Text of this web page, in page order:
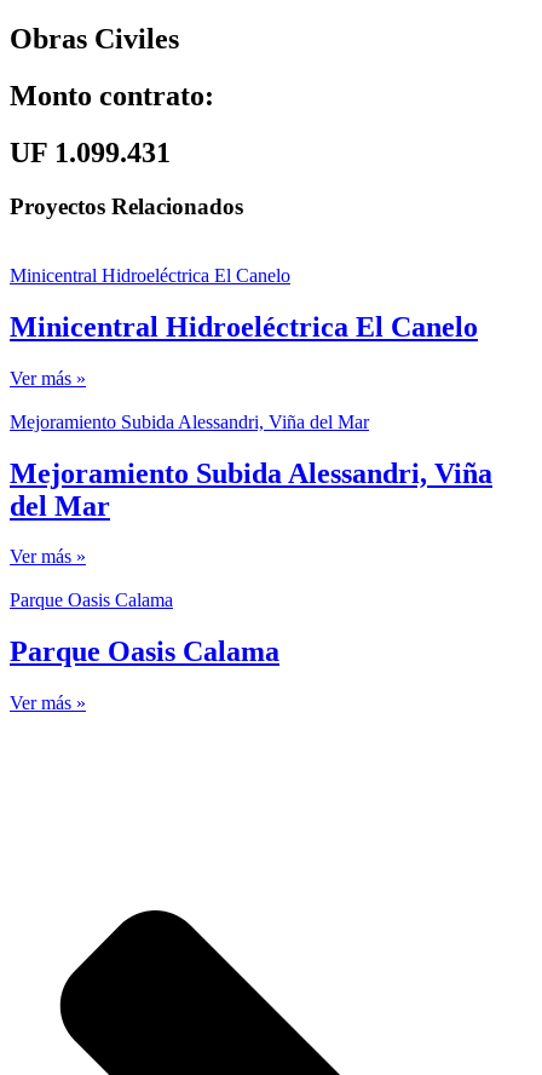
Obras Civiles
Monto contrato:
UF 1.099.431
Proyectos Relacionados
Minicentral Hidroeléctrica El Canelo
Minicentral Hidroeléctrica El Canelo
Ver más »
Mejoramiento Subida Alessandri, Viña del Mar
Mejoramiento Subida Alessandri, Viña
del Mar
Ver más »
Parque Oasis Calama
Parque Oasis Calama
Ver más »